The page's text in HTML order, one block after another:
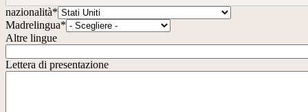
nazionalità*
Madrelingua*
Altre lingue
Lettera di presentazione